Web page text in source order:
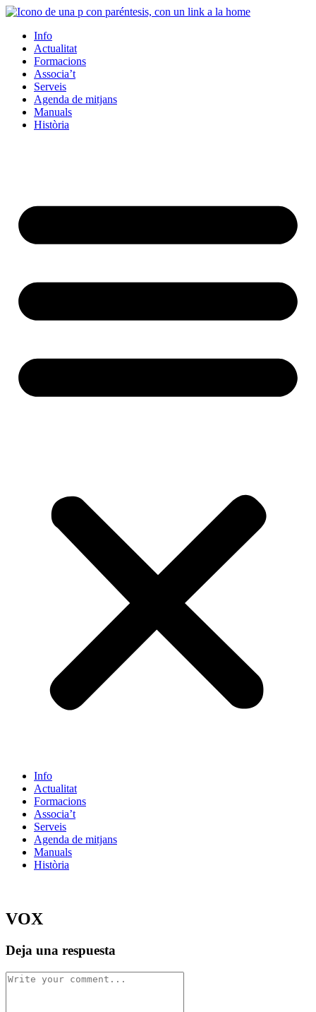
Info
Actualitat
Formacions
Associa’t
Serveis
Agenda de mitjans
Manuals
Història
Info
Actualitat
Formacions
Associa’t
Serveis
Agenda de mitjans
Manuals
Història
VOX
Deja una respuesta